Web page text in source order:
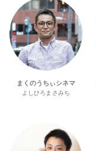
まくのうちぃシネマ
よしひろまさみち